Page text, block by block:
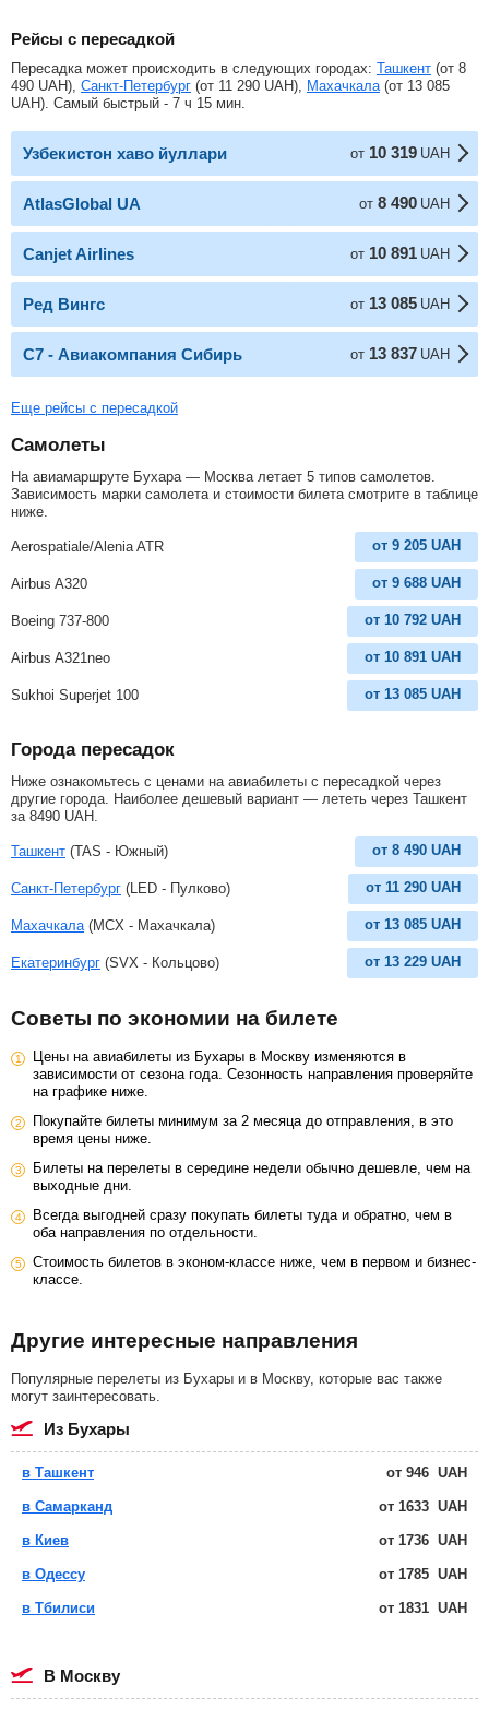
Рейсы с пересадкой
Пересадка может происходить в следующих городах: Ташкент (от 8
490 UAH), Санкт-Петербург (от 11 290 UAH), Махачкала (от 13 085
UAH). Самый быстрый - 7 ч 15 мин.
Узбекистон хаво йуллари от 10 319 UAH
AtlasGlobal UA от 8 490 UAH
Canjet Airlines от 10 891 UAH
Ред Вингс от 13 085 UAH
С7 - Авиакомпания Сибирь от 13 837 UAH
Еще рейсы с пересадкой
Самолеты
На авиамаршруте Бухара — Москва летает 5 типов самолетов.
Зависимость марки самолета и стоимости билета смотрите в таблице
ниже.
Aerospatiale/Alenia ATR от 9 205 UAH
Airbus A320 от 9 688 UAH
Boeing 737-800 от 10 792 UAH
Airbus A321neo от 10 891 UAH
Sukhoi Superjet 100 от 13 085 UAH
Города пересадок
Ниже ознакомьтесь с ценами на авиабилеты с пересадкой через
другие города. Наиболее дешевый вариант — лететь через Ташкент
за 8490 UAH
Ташкент (TAS - Южный) от 8 490 UAH
Санкт-Петербург (LED - Пулково) от 11 290 UAH
Махачкала (MCX - Махачкала) от 13 085 UAH
Екатеринбург (SVX - Кольцово) от 13 229 UAH
Советы по экономии на билете
Цены на авиабилеты из Бухары в Москву изменяются в
зависимости от сезона года. Сезонность направления проверяйте
на графике ниже.
Покупайте билеты минимум за 2 месяца до отправления, в это
время цены ниже.
Билеты на перелеты в середине недели обычно дешевле, чем на
выходные дни.
Всегда выгодней сразу покупать билеты туда и обратно, чем в
оба направления по отдельности.
Стоимость билетов в эконом-классе ниже, чем в первом и бизнес-
классе.
Другие интересные направления
Популярные перелеты из Бухары и в Москву, которые вас также
могут заинтересовать.
из Бухары
в Ташкент от 946 UAH
в Самарканд от 1633 UAH
в Киев от 1736 UAH
в Одессу от 1785 UAH
в Тбилиси от 1831 UAH
в Москву